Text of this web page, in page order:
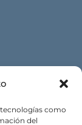
como
del